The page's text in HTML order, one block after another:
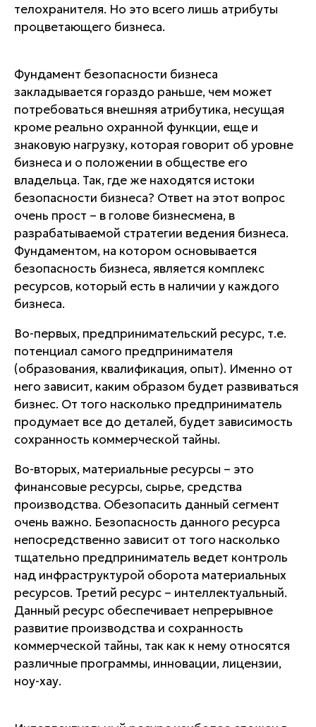
телохранителя. Но это всего лишь атрибуты
процветающего бизнеса.
Фундамент безопасности бизнеса
закладывается гораздо раньше, чем может
потребоваться внешняя атрибутика, несущая
кроме реально охранной функции, еще и
знаковую нагрузку, которая говорит об уровне
бизнеса и о положении в обществе его
владельца. Так, где же находятся истоки
безопасности бизнеса? Ответ на этот вопрос
очень прост – в голове бизнесмена, в
разрабатываемой стратегии ведения бизнеса.
Фундаментом, на котором основывается
безопасность бизнеса, является комплекс
ресурсов, который есть в наличии у каждого
бизнеса.
Во-первых, предпринимательский ресурс, т.е.
потенциал самого предпринимателя
(образования, квалификация, опыт). Именно от
него зависит, каким образом будет развиваться
бизнес. От того насколько предприниматель
продумает все до деталей, будет зависимость
сохранность коммерческой тайны.
Во-вторых, материальные ресурсы – это
финансовые ресурсы, сырье, средства
производства. Обезопасить данный сегмент
очень важно. Безопасность данного ресурса
непосредственно зависит от того насколько
тщательно предприниматель ведет контроль
над инфраструктурой оборота материальных
ресурсов. Третий ресурс – интеллектуальный.
Данный ресурс обеспечивает непрерывное
развитие производства и сохранность
коммерческой тайны, так как к нему относятся
различные программы, инновации, лицензии,
ноу-хау.